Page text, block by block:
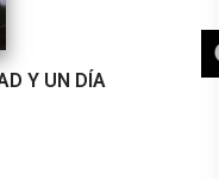
Y UN DÍA